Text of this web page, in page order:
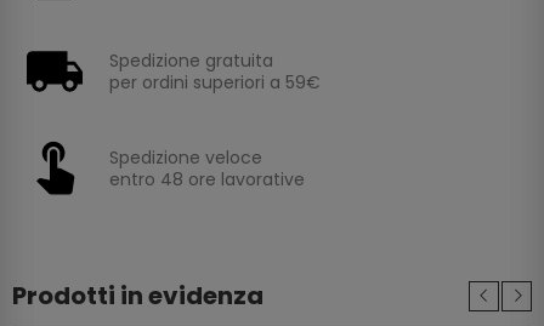
Spedizione gratuita
per ordini superiori a 59€
Spedizione veloce
entro 48 ore lavorative
Prodotti in evidenza